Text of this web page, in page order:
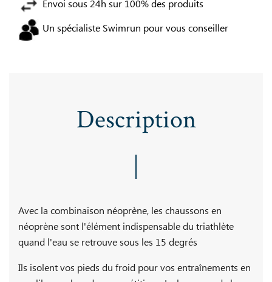
Envoi sous 24h sur 100% des produits
Un spécialiste Swimrun pour vous conseiller
Description
Avec la combinaison néoprène, les chaussons en
néoprène sont l'élément indispensable du triathlète
quand l'eau se retrouve sous les 15 degrés
Ils isolent vos pieds du froid pour vos entraînements en